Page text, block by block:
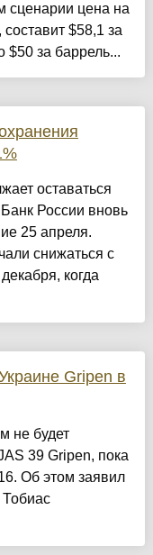
сценарии цена на
$58,1 за
$50 за баррель...
оставаться
России вновь
25 апреля.
снижаться с
когда
Gripen в
не будет
39 Gripen, пока
Об этом заявил